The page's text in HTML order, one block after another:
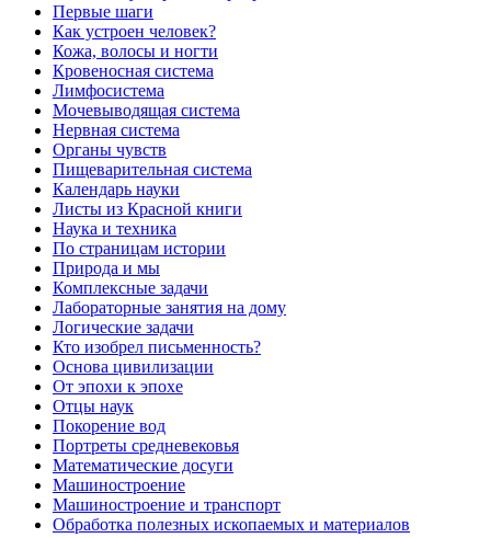
Первые шаги
Как устроен человек?
Кожа, волосы и ногти
Кровеносная система
Лимфосистема
Мочевыводящая система
Нервная система
Органы чувств
Пищеварительная система
Календарь науки
Листы из Красной книги
Наука и техника
По страницам истории
Природа и мы
Комплексные задачи
Лабораторные занятия на дому
Логические задачи
Кто изобрел письменность?
Основа цивилизации
От эпохи к эпохе
Отцы наук
Покорение вод
Портреты средневековья
Математические досуги
Машиностроение
Машиностроение и транспорт
Обработка полезных ископаемых и материалов